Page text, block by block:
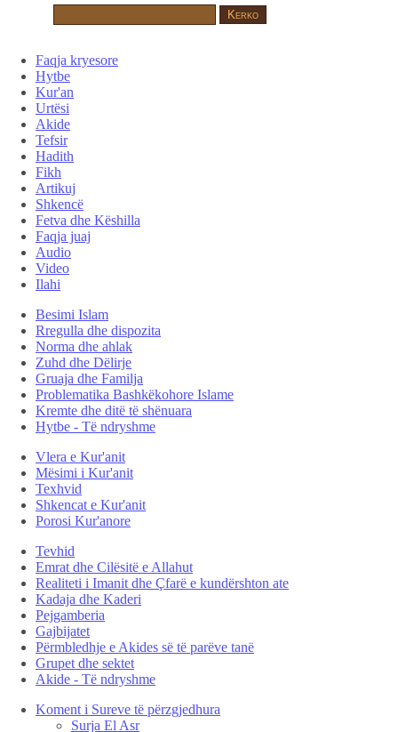
Faqja kryesore
Hytbe
Kur'an
Urtësi
Akide
Tefsir
Hadith
Fikh
Artikuj
Shkencë
Fetva dhe Këshilla
Faqja juaj
Audio
Video
Ilahi
Besimi Islam
Rregulla dhe dispozita
Norma dhe ahlak
Zuhd dhe Dëlirje
Gruaja dhe Familja
Problematika Bashkëkohore Islame
Kremte dhe ditë të shënuara
Hytbe - Të ndryshme
Vlera e Kur'anit
Mësimi i Kur'anit
Texhvid
Shkencat e Kur'anit
Porosi Kur'anore
Tevhid
Emrat dhe Cilësitë e Allahut
Realiteti i Imanit dhe Çfarë e kundërshton ate
Kadaja dhe Kaderi
Pejgamberia
Gajbijatet
Përmbledhje e Akides së të parëve tanë
Grupet dhe sektet
Akide - Të ndryshme
Koment i Sureve të përzgjedhura
Surja El Asr